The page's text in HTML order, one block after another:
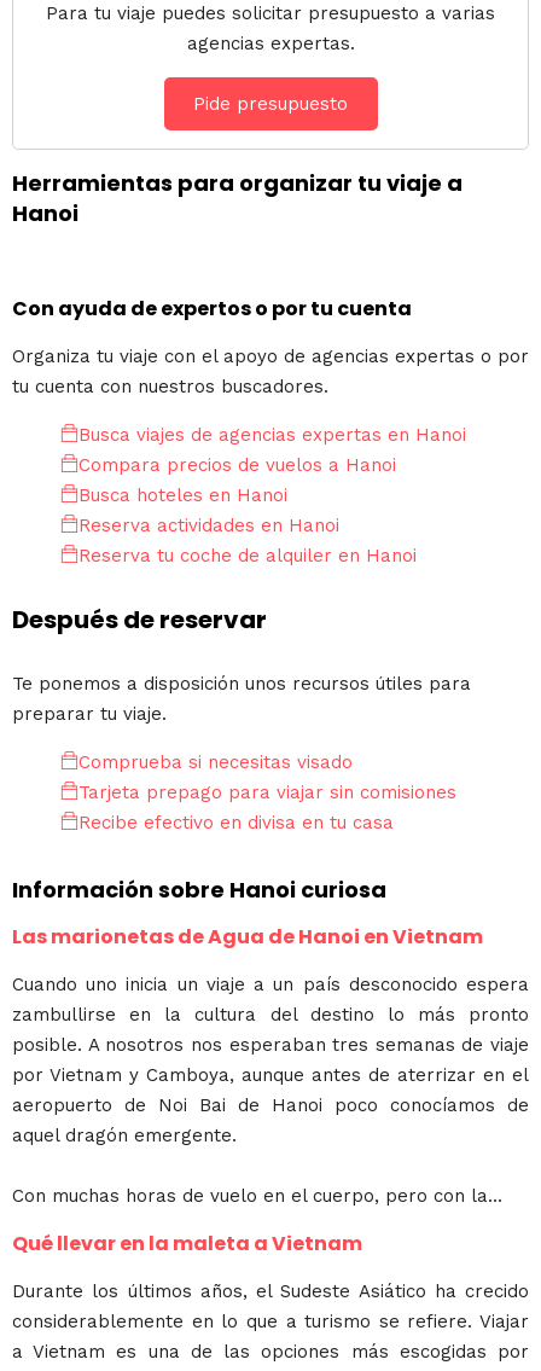
Para tu viaje puedes solicitar presupuesto a varias
agencias expertas.
Pide presupuesto
Herramientas para organizar tu viaje a
Hanoi
Con ayuda de expertos o por tu cuenta
Organiza tu viaje con el apoyo de agencias expertas o por
tu cuenta con nuestros buscadores.
Busca viajes de agencias expertas en Hanoi
Compara precios de vuelos a Hanoi
Busca hoteles en Hanoi
Reserva actividades en Hanoi
Reserva tu coche de alquiler en Hanoi
Después de reservar
Te ponemos a disposición unos recursos útiles para
preparar tu viaje.
Comprueba si necesitas visado
Tarjeta prepago para viajar sin comisiones
Recibe efectivo en divisa en tu casa
Información sobre Hanoi curiosa
Las marionetas de Agua de Hanoi en Vietnam
Cuando uno inicia un viaje a un país desconocido espera
zambullirse en la cultura del destino lo más pronto
posible. A nosotros nos esperaban tres semanas de viaje
por Vietnam y Camboya, aunque antes de aterrizar en el
aeropuerto de Noi Bai de Hanoi poco conocíamos de
aquel dragón emergente.
Con muchas horas de vuelo en el cuerpo, pero con la...
Qué llevar en la maleta a Vietnam
Durante los últimos años, el Sudeste Asiático ha crecido
considerablemente en lo que a turismo se refiere. Viajar
a Vietnam es una de las opciones más escogidas por